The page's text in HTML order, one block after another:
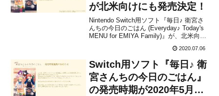
が北米向けにも発売決定！
Nintendo Switch用ソフト『毎日♪ 衛宮さ
んちの今日のごはん (Everyday♪ Today's
MENU for EMIYA Family)』が、北米向け
ら発表されました。今後のお知らせは、
近日開設予定の北米版サイトにて告知す
る...
2020.07.06
Switch用ソフト『毎日♪ 衛
宮さんちの今日のごはん』
の発売時期が2020年5月か